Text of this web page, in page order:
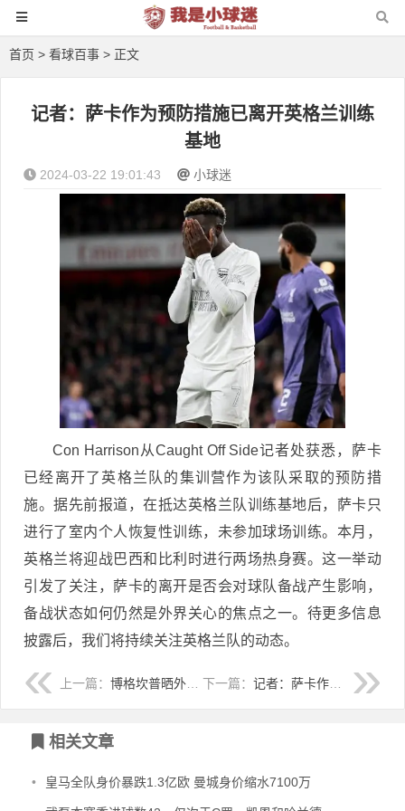
首页 > 看球百事 > 正文
记者：萨卡作为预防措施已离开英格兰训练
基地
2024-03-22 19:01:43 小球迷
Con Harrison从Caught Off Side记者处获悉，萨卡
已经离开了英格兰队的集训营作为该队采取的预防措
施。据先前报道，在抵达英格兰队训练基地后，萨卡只
进行了室内个人恢复性训练，未参加球场训练。本月，
英格兰将迎战巴西和比利时进行两场热身赛。这一举动
引发了关注，萨卡的离开是否会对球队备战产生影响，
备战状态如何仍然是外界关心的焦点之一。待更多信息
披露后，我们将持续关注英格兰队的动态。
上一篇： 博格坎普晒外孙与其雕像合照：终生枪手❤️ 下一篇： 记者：萨卡作为预防措施已离开英格兰训练基地
相关文章
• 皇马全队身价暴跌1.3亿欧 曼城身价缩水7100万